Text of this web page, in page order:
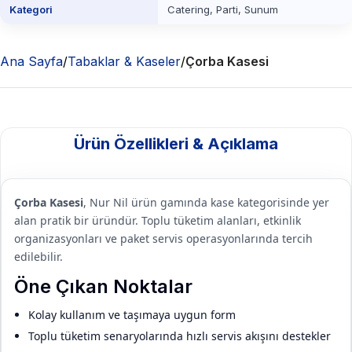
Kategori Catering, Parti, Sunum
Ana Sayfa Tabaklar & Kaseler Çorba Kasesi
Ürün Özellikleri & Açıklama
Çorba Kasesi, Nur Nil ürün gamında kase kategorisinde yer
alan pratik bir üründür. Toplu tüketim alanları, etkinlik
organizasyonları ve paket servis operasyonlarında tercih
edilebilir.
Öne Çıkan Noktalar
Kolay kullanım ve taşımaya uygun form
Toplu tüketim senaryolarında hızlı servis akışını destekler